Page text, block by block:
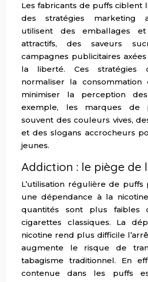
Les fabricants de puffs ciblent
des stratégies marketing
utilisent des emballages
attractifs, des saveurs
campagnes publicitaires
la liberté. Ces stratégies
normaliser la
minimiser la perception
exemple, les marques de
souvent des couleurs vives,
et des slogans accrocheurs
jeunes.
Addiction : le piège de
L’utilisation régulière de
une dépendance à la
quantités sont plus faibles
cigarettes classiques. La
nicotine rend plus difficile
augmente le risque de
tabagisme traditionnel. En
contenue dans les puffs